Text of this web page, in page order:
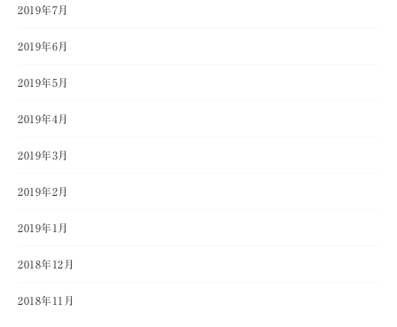
2019年7月
2019年6月
2019年5月
2019年4月
2019年3月
2019年2月
2019年1月
2018年12月
2018年11月